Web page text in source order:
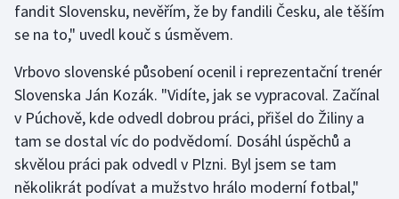
Rychlostní kanoistika
Sportovní střelba
Stolní tenis
Triatlon
fandit Slovensku, nevěřím, že by fandili Česku, ale těším
se na to," uvedl kouč s úsměvem.
Vrbovo slovenské působení ocenil i reprezentační trenér
Slovenska Ján Kozák. "Vidíte, jak se vypracoval. Začínal
v Púchově, kde odvedl dobrou práci, přišel do Žiliny a
tam se dostal víc do podvědomí. Dosáhl úspěchů a
skvělou práci pak odvedl v Plzni. Byl jsem se tam
několikrát podívat a mužstvo hrálo moderní fotbal,"